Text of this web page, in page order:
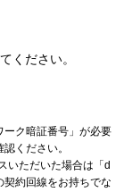
ください。
ーク暗証番号」が必要
認ください。
いただいた場合は「d
約回線をお持ちでな